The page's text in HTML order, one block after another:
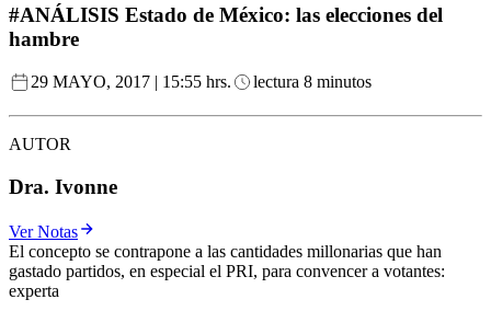
#ANÁLISIS Estado de México: las elecciones del
hambre
29 MAYO, 2017 | 15:55 hrs. lectura 8 minutos
AUTOR
Dra. Ivonne
Ver Notas
El concepto se contrapone a las cantidades millonarias que han
gastado partidos, en especial el PRI, para convencer a votantes:
experta